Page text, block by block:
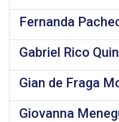
Fernanda
Gabriel Rico
Gian de Fraga
Giovanna